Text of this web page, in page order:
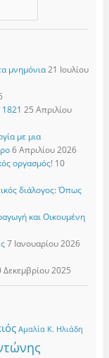
μνημόνια 21 Ιουλίου
25 Απριλίου
με μια
6 Απριλίου 2026
οργασμός! 10
διάλογος: Όπως
και Οικουμένη
7 Ιανουαρίου 2026
Δεκεμβρίου 2025
Αμαλία Κ. Ηλιάδη